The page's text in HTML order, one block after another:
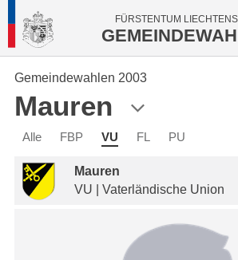
FÜRSTENTUM
Gemeindewahlen 2003
Mauren
Alle FBP VU FL PU
Mauren
VU | Vaterländische Union